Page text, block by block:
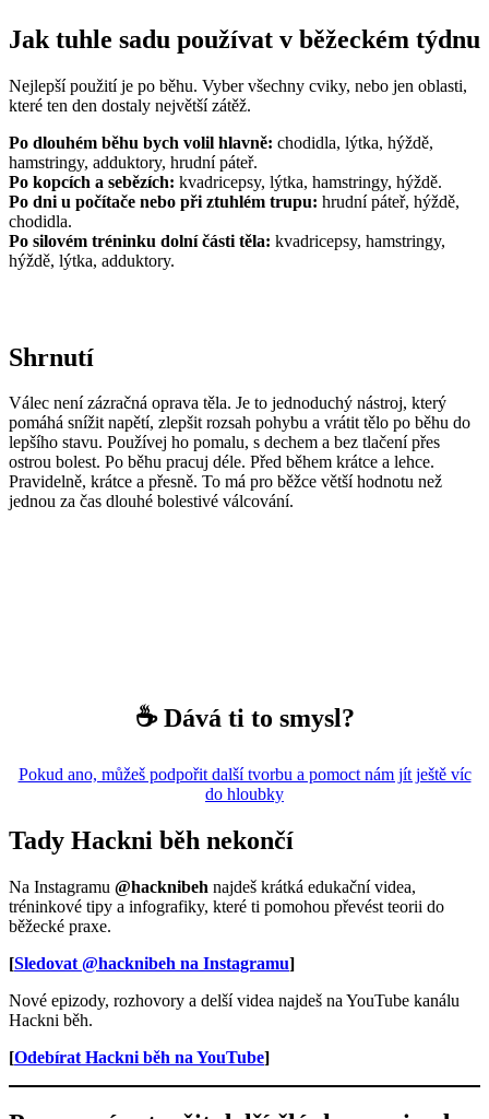
Jak tuhle sadu používat v běžeckém týdnu
Nejlepší použití je po běhu. Vyber všechny cviky, nebo jen oblasti,
které ten den dostaly největší zátěž.
Po dlouhém běhu bych volil hlavně: chodidla, lýtka, hýždě,
hamstringy, adduktory, hrudní páteř.
Po kopcích a sebězích: kvadricepsy, lýtka, hamstringy, hýždě.
Po dni u počítače nebo při ztuhlém trupu: hrudní páteř, hýždě,
chodidla.
Po silovém tréninku dolní části těla: kvadricepsy, hamstringy,
hýždě, lýtka, adduktory.
Shrnutí
Válec není zázračná oprava těla. Je to jednoduchý nástroj, který
pomáhá snížit napětí, zlepšit rozsah pohybu a vrátit tělo po běhu do
lepšího stavu. Používej ho pomalu, s dechem a bez tlačení přes
ostrou bolest. Po běhu pracuj déle. Před během krátce a lehce.
Pravidelně, krátce a přesně. To má pro běžce větší hodnotu než
jednou za čas dlouhé bolestivé válcování.
☕ Dává ti to smysl?
Pokud ano, můžeš podpořit další tvorbu a pomoct nám jít ještě víc
do hloubky
Tady Hackni běh nekončí
Na Instagramu @hacknibeh najdeš krátká edukační videa,
tréninkové tipy a infografiky, které ti pomohou převést teorii do
běžecké praxe.
[Sledovat @hacknibeh na Instagramu]
Nové epizody, rozhovory a delší videa najdeš na YouTube kanálu
Hackni běh.
[Odebírat Hackni běh na YouTube]